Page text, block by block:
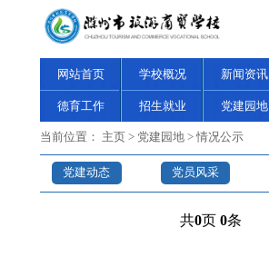
网站首页 学校概况 新闻资讯
德育工作 招生就业 党建园地
当前位置： 主页 > 党建园地 > 情况公示
党建动态 党员风采
共0页 0条